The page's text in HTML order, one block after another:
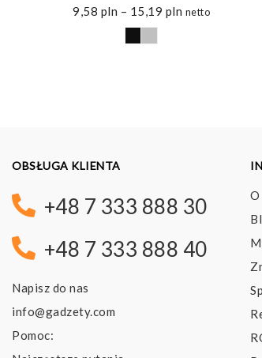
9,58 pln – 15,19 pln Zakres
netto
OBSŁUGA KLIENTA
+48 7 333 888 30
+48 7 333 888 40
Napisz do nas
info@gadzety.com
Pomoc:
O